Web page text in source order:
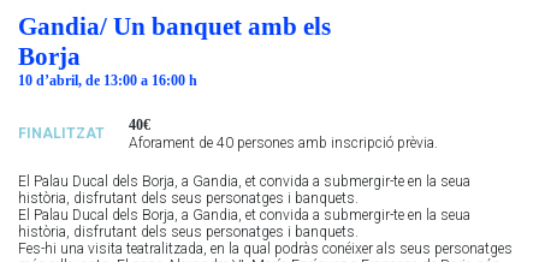
Gandia/ Un banquet amb els
Borja
10 d’abril, de 13:00 a 16:00 h
FINALITZAT
40€
Aforament de 40 persones amb inscripció prèvia.
El Palau Ducal dels Borja, a Gandia, et convida a submergir-te en la seua
història, disfrutant dels seus personatges i banquets.​
El Palau Ducal dels Borja, a Gandia, et convida a submergir-te en la seua
història, disfrutant dels seus personatges i banquets.​
Fes-hi una visita teatralitzada, en la qual podràs conéixer als seus personatges